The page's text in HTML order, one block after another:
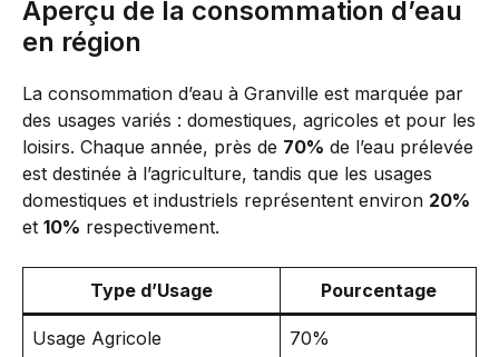
Aperçu de la consommation d’eau
en région
La consommation d’eau à Granville est marquée par
des usages variés : domestiques, agricoles et pour les
loisirs. Chaque année, près de 70% de l’eau prélevée
est destinée à l’agriculture, tandis que les usages
domestiques et industriels représentent environ 20%
et 10% respectivement.
Type d’Usage Pourcentage
Usage Agricole 70%